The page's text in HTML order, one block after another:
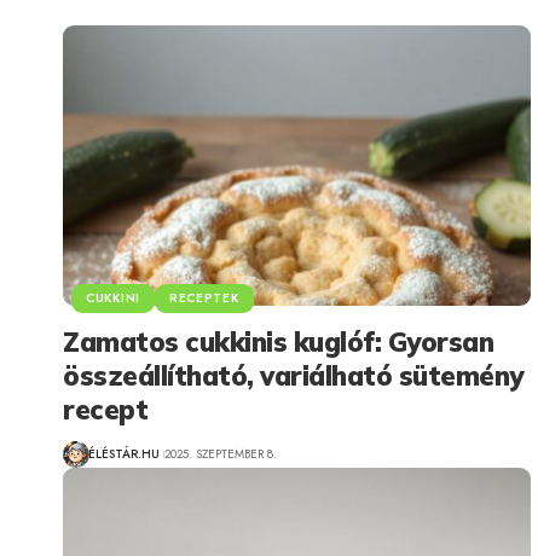
CUKKINI RECEPTEK
Zamatos cukkinis kuglóf: Gyorsan
összeállítható, variálható sütemény
recept
ÉLÉSTÁR.HU 2025. SZEPTEMBER 8.